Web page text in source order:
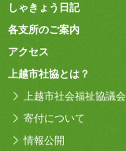
しゃきょう日記
各支所のご案内
アクセス
上越市社協とは？
上越市社会福祉協議
寄付について
情報公開